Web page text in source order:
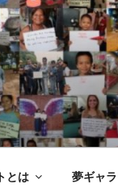
リー
of Joy with
とは 夢ギャ